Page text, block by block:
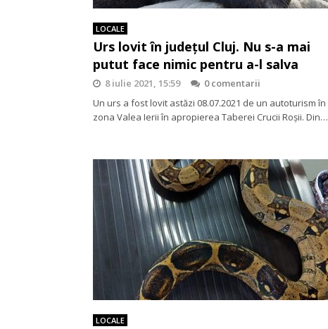
LOCALE
Urs lovit în județul Cluj. Nu s-a mai
putut face nimic pentru a-l salva
8 iulie 2021, 15:59
0 comentarii
Un urs a fost lovit astăzi 08.07.2021 de un autoturism în
zona Valea Ierii în apropierea Taberei Crucii Roșii. Din…
LOCALE